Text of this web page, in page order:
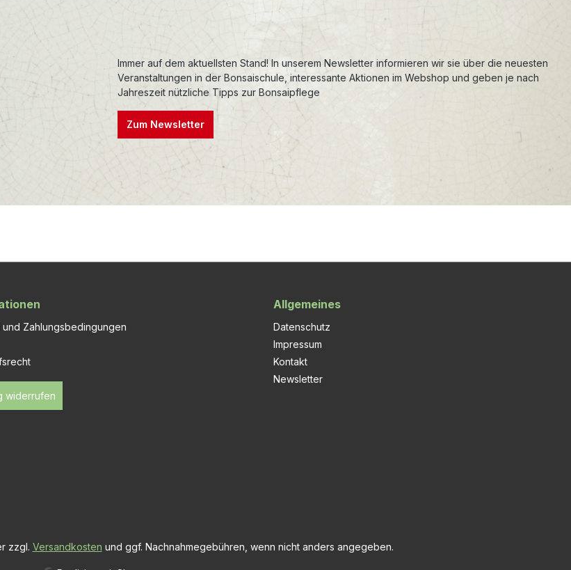
Immer auf dem aktuellsten Stand! In unserem Newsletter informieren wir sie über die neuesten
Veranstaltungen in der Bonsaischule, interessante Aktionen im Webshop und geben je nach
Jahreszeit nützliche Tipps zur Bonsaipflege
Zum Newsletter
und Zahlungsbedingungen
widerrufen
Allgemeines
Datenschutz
Impressum
Kontakt
Newsletter
zzgl. Versandkosten und ggf. Nachnahmegebühren, wenn nicht anders angegeben.